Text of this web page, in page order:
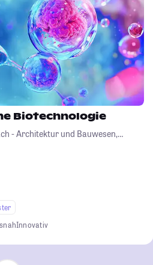
Biotechnologie
- Architektur und Bauwesen,
Biotechnologie
Innovativ